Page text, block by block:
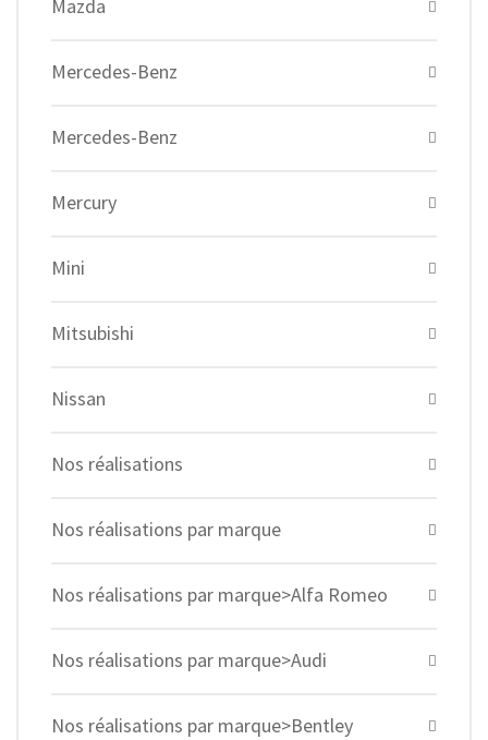
Mazda
Mercedes-Benz
Mercedes-Benz
Mercury
Mini
Mitsubishi
Nissan
Nos réalisations
Nos réalisations par marque
Nos réalisations par marque>Alfa Romeo
Nos réalisations par marque>Audi
Nos réalisations par marque>Bentley